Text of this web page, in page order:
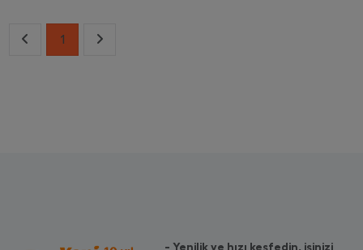
1
- Yenilik ve hızı keşfedin, işinizi